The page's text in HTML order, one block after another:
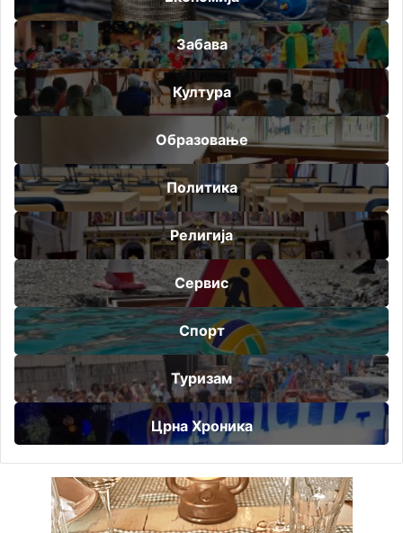
Забава
Култура
Образовање
Политика
Религија
Сервис
Спорт
Туризам
Црна Хроника